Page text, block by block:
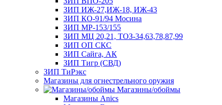
ЗИП ИЖ-27,ИЖ-18, ИЖ-43
ЗИП КО-91/94 Мосина
ЗИП МР-153/155
ЗИП МЦ 20,21, ТОЗ-34,63,78,87,99
ЗИП ОП СКС
ЗИП Сайга, АК
ЗИП Тигр (СВД)
ЗИП ТиРэкс
Магазины для огнестрельного оружия
Магазины/обоймы
Магазины Anics